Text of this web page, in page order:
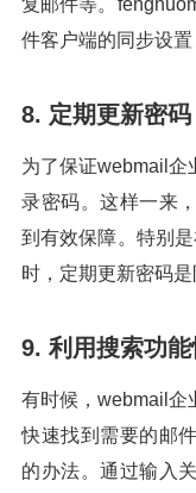
复邮件等。
件客户端的同步设置
8. 定期更新密
为了保证webmail企
录密码。这样一来
到有效保障。特别
时，定期更新密码是
9. 利用搜索功
有时候，webmail企
快速找到需要的邮
的办法。通过输入